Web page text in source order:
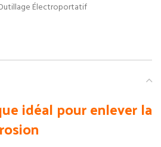
Électroportatif
idéal pour enlever la